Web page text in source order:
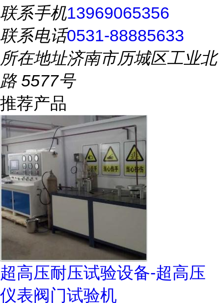
联系手机13969065356
联系电话0531-88885633
所在地址济南市历城区工业北
路 5577号
推荐产品
超高压耐压试验设备-超高压
仪表阀门试验机